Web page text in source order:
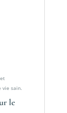
vie sain.
le